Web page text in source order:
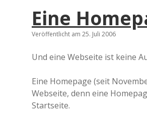
Eine
Veröffentlicht am 25. Juli 2006
Und eine Webseite ist keine
Eine Homepage (seit
Webseite, denn eine
Startseite.